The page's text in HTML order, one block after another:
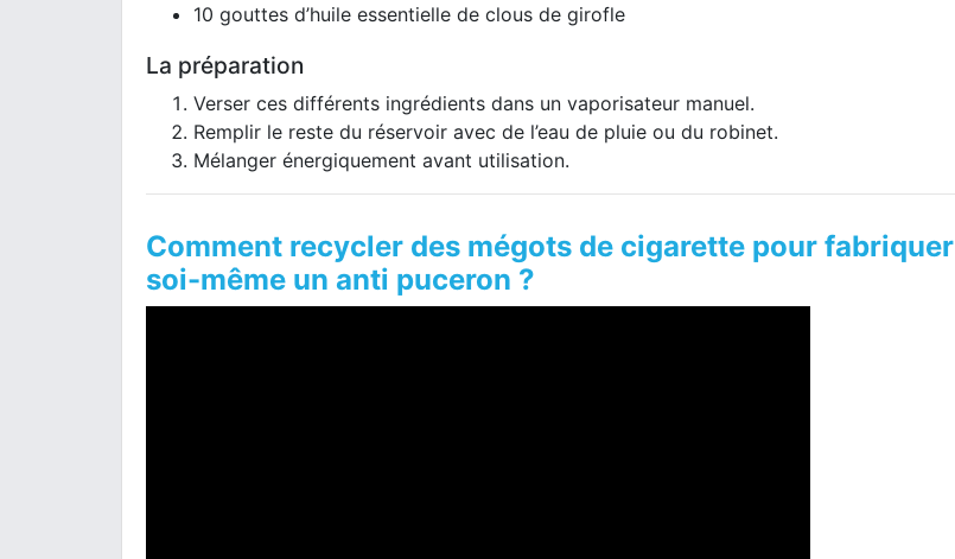
10 gouttes d’huile essentielle de clous de girofle
La préparation
Verser ces différents ingrédients dans un vaporisateur manuel.
Remplir le reste du réservoir avec de l’eau de pluie ou du robinet.
Mélanger énergiquement avant utilisation.
Comment recycler des mégots de cigarette pour fabriquer
soi-même un anti puceron ?